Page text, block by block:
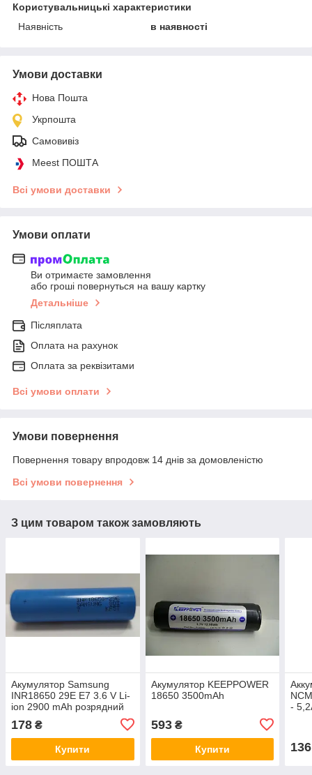
Користувальницькі характеристики
Наявність
в наявності
Умови доставки
Нова Пошта
Укрпошта
Самовивіз
Meest ПОШТА
Всі умови доставки
Умови оплати
Ви отримаєте замовлення
або гроші повернуться на вашу картку
Детальніше
Післяплата
Оплата на рахунок
Оплата за реквізитами
Всі умови оплати
Умови повернення
Повернення товару впродовж 14 днів за домовленістю
Всі умови повернення
З цим товаром також замовляють
Акумулятор Samsung
INR18650 29E E7 3.6 V Li-
ion 2900 mAh розрядний
178 ₴
Купити
Акумулятор KEEPPOWER
18650 3500mAh
593₴
Купити
-
136